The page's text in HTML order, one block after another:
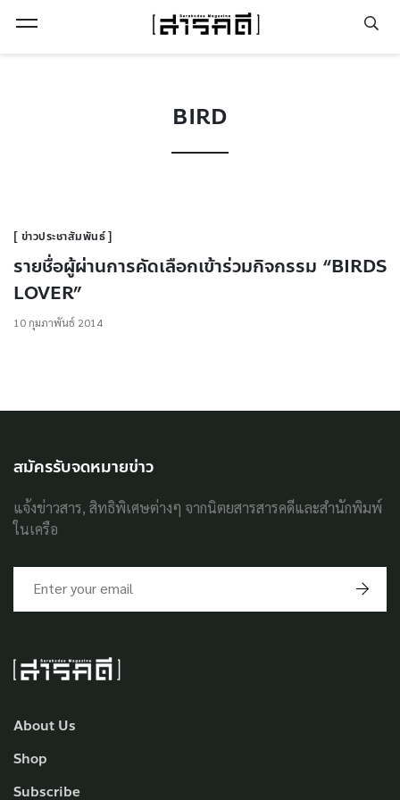
BIRD
ข่าวประชาสัมพันธ์
รายชื่อผู้ผ่านการคัดเลือกเข้าร่วมกิจกรรม “BIRDS
LOVER”
10 กุมภาพันธ์ 2014
About Us
Shop
Subscribe
สมัครรับจดหมายข่าว
แจ้งข่าวสาร, สิทธิพิเศษต่างๆ จากนิตยสารสารคดีและสำนักพิมพ์
ในเครือ